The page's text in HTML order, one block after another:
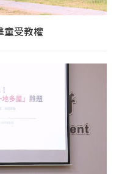
童受教權